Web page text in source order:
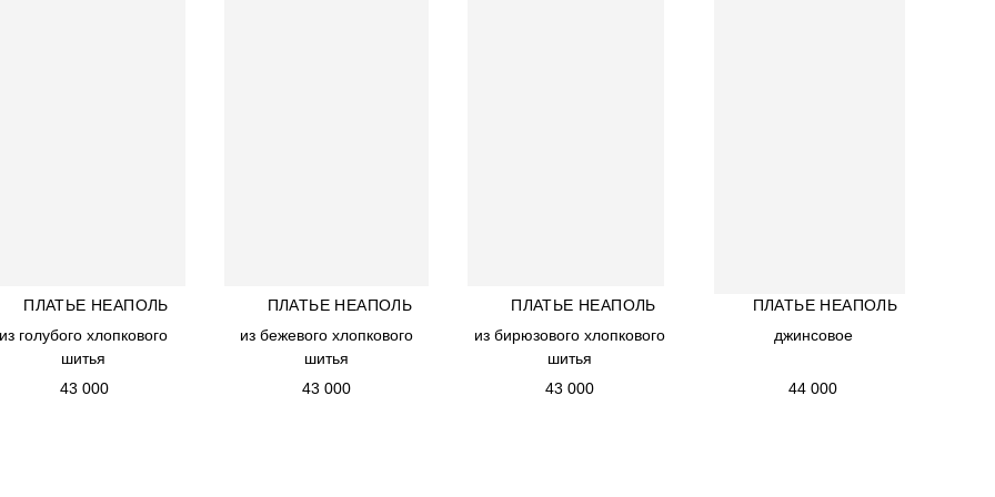
ПЛАТЬЕ НЕАПОЛЬ ПЛАТЬЕ НЕАПОЛЬ ПЛАТЬЕ НЕАПОЛЬ ПЛАТЬЕ НЕАПОЛЬ
43 000
из бежевого хлопкового
шитья
43 000
43 000 44 000
из голубого хлопкового
шитья
из бирюзового хлопкового
шитья
джинсовое
ПЛАТЬЕ НЕАПОЛЬ ПЛАТЬЕ НЕАПОЛЬ ПЛАТЬЕ НЕАПОЛЬ
ПЛАТЬЕ НЕАПОЛЬ
из голубого хлопкового
шитья
из бежевого хлопкового
шитья
из бирюзового хлопкового
шитья
43 000
43 000
43 000
джинсовое
44 000